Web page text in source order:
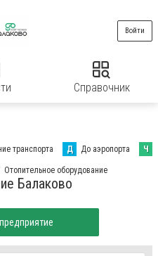
Справочник
Войти
транспорта Д До аэропорта Ч
Отопительное оборудование
Балаково